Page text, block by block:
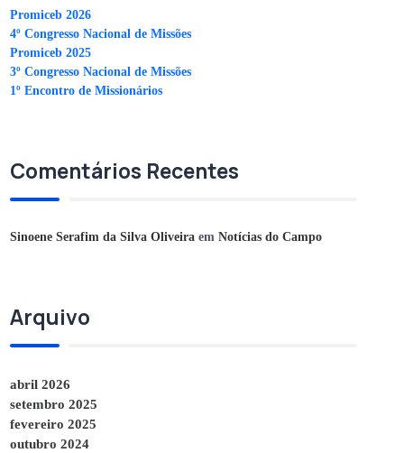
Promiceb 2026
4º Congresso Nacional de Missões
Promiceb 2025
3º Congresso Nacional de Missões
1º Encontro de Missionários
Comentários Recentes
Sinoene Serafim da Silva Oliveira emNotícias do Campo
Arquivo
abril 2026
setembro 2025
fevereiro 2025
outubro 2024